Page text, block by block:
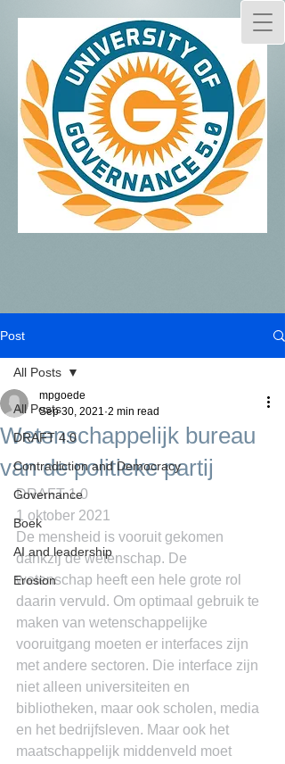
Post
All Posts
DRAFT 4.0
Contradiction and Democracy
Governance
Boek
AI and leadership
Erosion
All Posts
Wetenschappelijk bureau
van de politieke partij
mpgoede
Sep 30, 2021 2 min read
DRAFT 1.0
1 oktober 2021
De mensheid is vooruit gekomen
dankzij de wetenschap. De
wetenschap heeft een hele grote rol
daarin vervuld. Om optimaal gebruik te
maken van wetenschappelijke
vooruitgang moeten er interfaces zijn
met andere sectoren. Die interface zijn
niet alleen universiteiten en
bibliotheken, maar ook scholen, media
en het bedrijfsleven. Maar ook het
maatschappelijk middenveld moet